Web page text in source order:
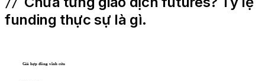
funding thực sự là gì.
Giá hợp đồng vĩnh cửu